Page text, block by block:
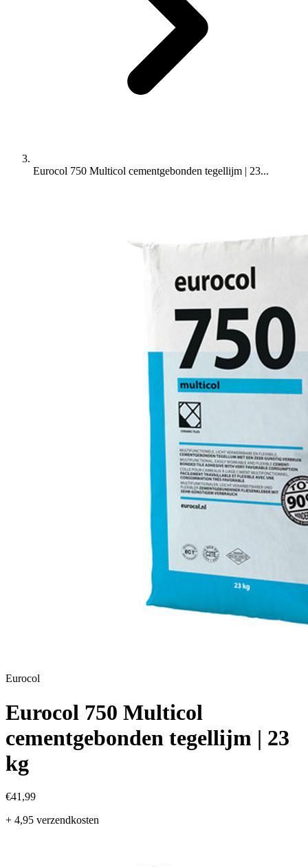
Eurocol 750 Multicol cementgebonden tegellijm | 23...
Eurocol
Eurocol 750 Multicol
cementgebonden tegellijm | 23
kg
€41,99
+ 4,95 verzendkosten